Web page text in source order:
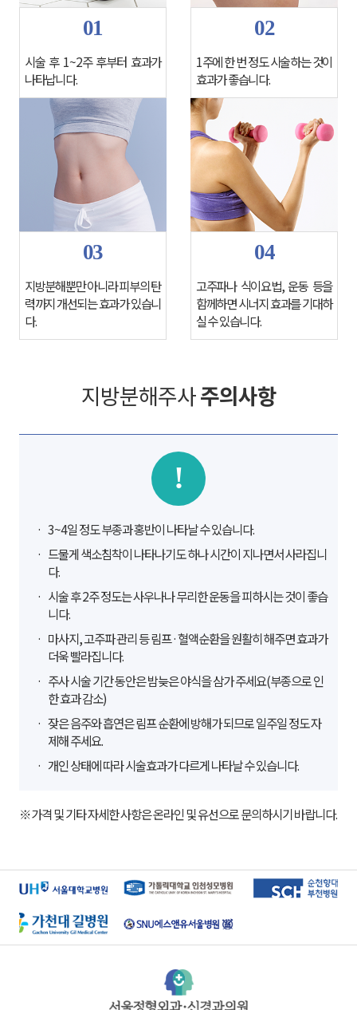
01
나타납니다.
02
효과가 좋습니다.
03
다.
04
실 수 있습니다.
지방분해주사주의사항
!
3~4일 정도 부종과 홍반이 나타날 수 있습니다.
다.
니다.
더욱 빨라집니다.
한 효과 감소)
제해 주세요.
개인 상태에 따라 시술효과가 다르게 나타날 수 있습니다.
※가격 및 기타 자세한 사항은 온라인 및 유선으로 문의하시기 바랍니다.